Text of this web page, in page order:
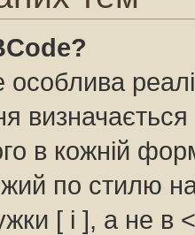
в кожній
по стилю
[ і ], а не в